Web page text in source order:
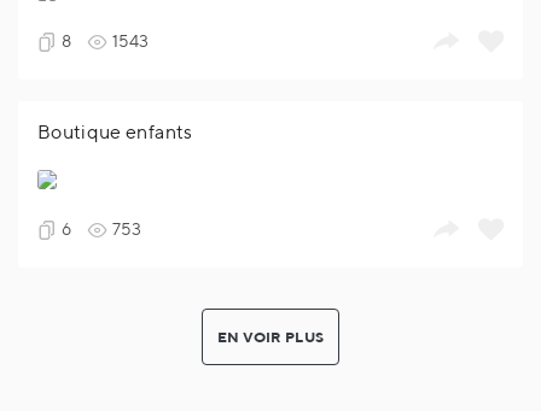
8 1543
Boutique enfants
6 753
EN VOIR PLUS